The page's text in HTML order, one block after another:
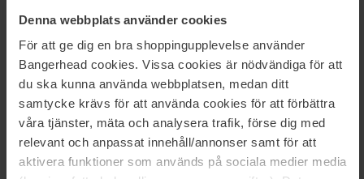
Denna webbplats använder cookies
För att ge dig en bra shoppingupplevelse använder
Bangerhead cookies. Vissa cookies är nödvändiga för att
du ska kunna använda webbplatsen, medan ditt
samtycke krävs för att använda cookies för att förbättra
våra tjänster, mäta och analysera trafik, förse dig med
relevant och anpassat innehåll/annonser samt för att
aktivera funktioner som används på sociala medier media
Duftfamilie: Lær
PASSER FOR
Unisex · Kveld · Spesielle anledninger · Høst & vinter
HVA GJØR DEN UNIK?
Inngår i den eksklusive Prestige Collection som merkets tredje